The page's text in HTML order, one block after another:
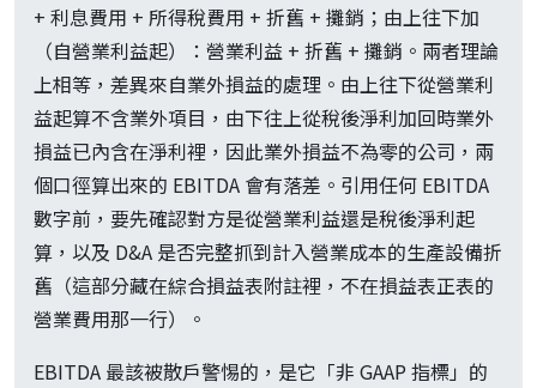
+ 利息費用 + 所得稅費用 + 折舊 + 攤銷；由上往下加
（自營業利益起）：營業利益 + 折舊 + 攤銷。兩者理論
上相等，差異來自業外損益的處理。由上往下從營業利
益起算不含業外項目，由下往上從稅後淨利加回時業外
損益已內含在淨利裡，因此業外損益不為零的公司，兩
個口徑算出來的 EBITDA 會有落差。引用任何 EBITDA
數字前，要先確認對方是從營業利益還是稅後淨利起
算，以及 D&A 是否完整抓到計入營業成本的生產設備折
舊（這部分藏在綜合損益表附註裡，不在損益表正表的
營業費用那一行）。
EBITDA 最該被散戶警惕的，是它「非 GAAP 指標」的